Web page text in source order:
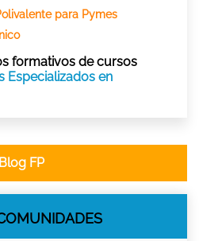
para Pymes
formativos de cursos
Especializados en
Blog FP